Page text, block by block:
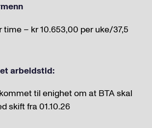
time – kr 10.653,00 per uke/37,5
arbeidstid:
til enighet om at BTA skal
skift fra 01.10.26